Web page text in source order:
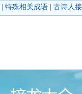
特殊相关成语 古诗人